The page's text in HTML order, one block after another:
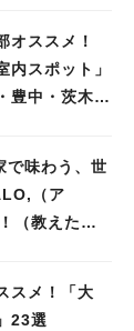
オススメ！
内スポット」
豊中・茨木・
で味わう、世
（ア
（教えたい/
スメ！「大
23選